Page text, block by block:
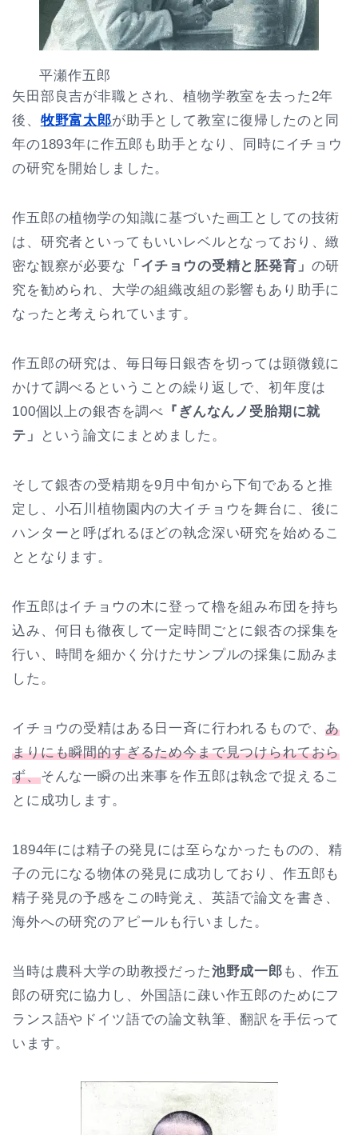
平瀬作五郎
矢田部良吉が非職とされ、植物学教室を去った2年
後、 牧野富太郎が助手として教室に復帰したのと同
年の1893年に作五郎も助手となり、同時にイチョウ
の研究を開始しました。
作五郎の植物学の知識に基づいた画工としての技術
は、研究者といってもいいレベルとなっており、緻
密な観察が必要な 「イチョウの受精と胚発育」 の研
究を勧められ、大学の組織改組の影響もあり助手に
なったと考えられています。
作五郎の研究は、毎日毎日銀杏を切っては顕微鏡に
かけて調べるということの繰り返しで、初年度は
100個以上の銀杏を調べ 『ぎんなんノ受胎期に就
テ」
という論文にまとめました。
そして銀杏の受精期を9月中旬から下旬であると推
定し、小石川植物園内の大イチョウを舞台に、後に
ハンターと呼ばれるほどの執念深い研究を始めるこ
ととなります。
作五郎はイチョウの木に登って櫓を組み布団を持ち
込み、何日も徹夜して一定時間ごとに銀杏の採集を
行い、時間を細かく分けたサンプルの採集に励みま
した。
イチョウの受精はある日一斉に行われるもので、あ
まりにも瞬間的すぎるため今まで見つけられておら
ず、そんな一瞬の出来事を作五郎は執念で捉えるこ
とに成功します。
1894年には精子の発見には至らなかったものの、精
子の元になる物体の発見に成功しており、作五郎も
精子発見の予感をこの時覚え、英語で論文を書き、
海外への研究のアピールも行いました。
当時は農科大学の助教授だった池野成一郎 も、作五
郎の研究に協力し、外国語に疎い作五郎のためにフ
ランス語やドイツ語での論文執筆、翻訳を手伝って
います。